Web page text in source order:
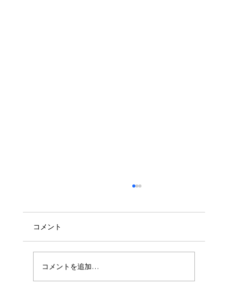
🧼ハウスクリーニング🧼
コメント
コメントを追加…